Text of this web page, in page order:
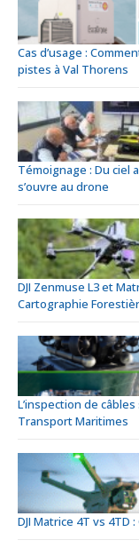
Cas d’usage :
pistes à Val Thorens
Témoignage : Du ciel
s’ouvre au drone
DJI Zenmuse L3 et
Cartographie
L’inspection de
Transport Maritimes
DJI Matrice 4T vs